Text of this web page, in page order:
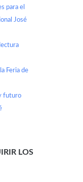
para el
José
Feria de
futuro
LOS